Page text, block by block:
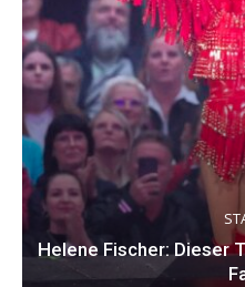
Helene Fischer: Dieser